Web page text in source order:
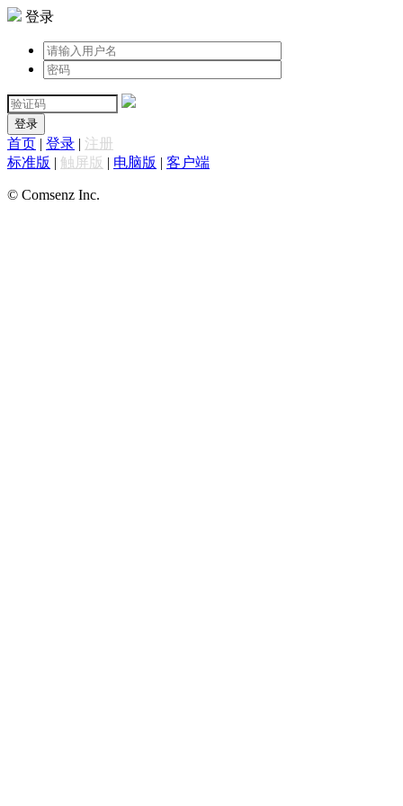
登录
登录
首页 | 登录 | 注册
标准版 | 触屏版 | 电脑版 | 客户端
© Comsenz Inc.